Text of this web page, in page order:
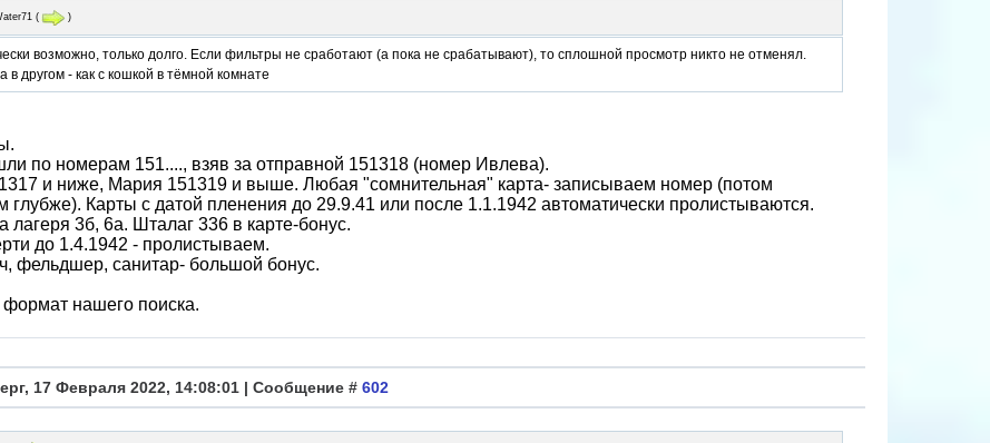
( )
возможно, только долго. Если фильтры не сработают (а пока не срабатывают), то сплошной просмотр никто не отменял.
в другом - как с кошкой в тёмной комнате
по номерам 151...., взяв за отправной 151318 (номер Ивлева).
и ниже, Мария 151319 и выше. Любая "сомнительная" карта- записываем номер (потом
глубже). Карты с датой пленения до 29.9.41 или после 1.1.1942 автоматически пролистываются.
лагеря 3б, 6а. Шталаг 336 в карте-бонус.
до 1.4.1942 - пролистываем.
фельдшер, санитар- большой бонус.
формат нашего поиска.
17 Февраля 2022, 14:08:01 | Сообщение # 602